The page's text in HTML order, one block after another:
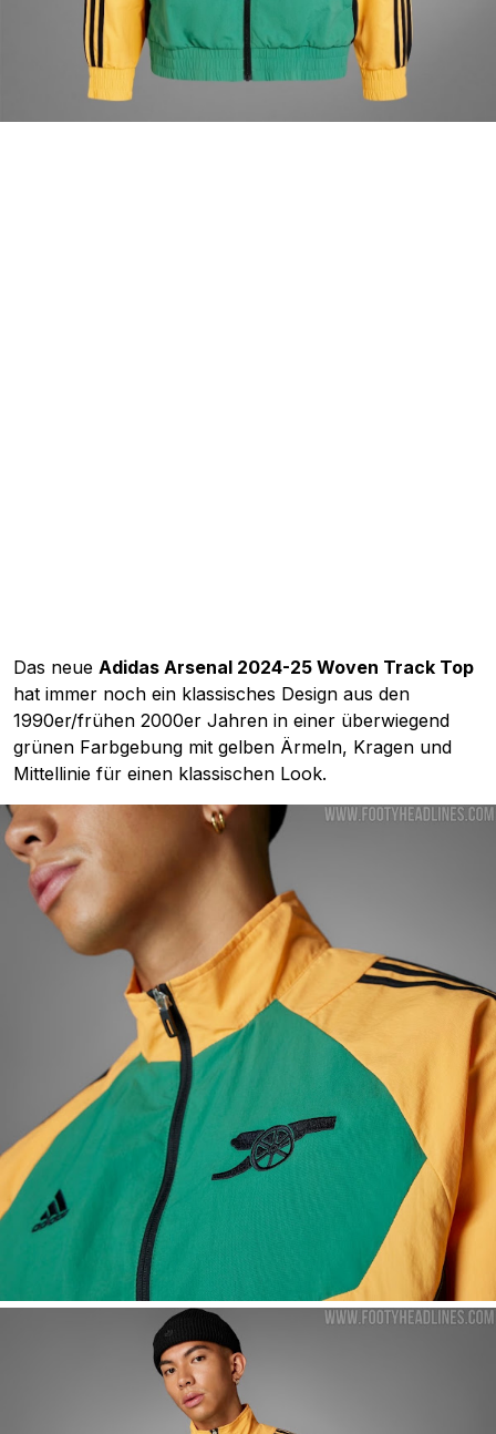
Das neue Adidas Arsenal 2024-25 Woven Track Top
hat immer noch ein klassisches Design aus den
1990er/frühen 2000er Jahren in einer überwiegend
grünen Farbgebung mit gelben Ärmeln, Kragen und
Mittellinie für einen klassischen Look.